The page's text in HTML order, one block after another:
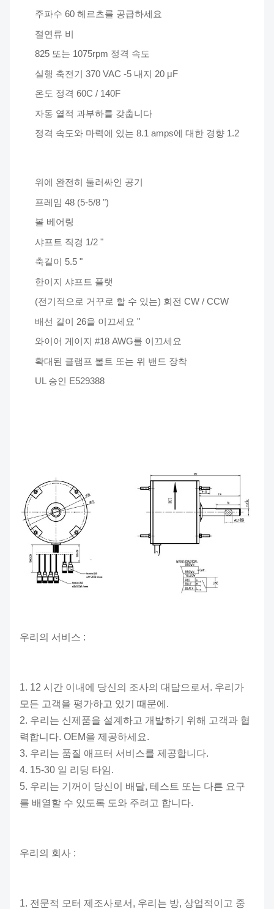
주파수 60 헤르츠를 공급하세요
절연류 비
825 또는 1075rpm 정격 속도
실행 축전기 370 VAC -5 내지 20 μF
온도 정격 60C / 140F
자동 열적 과부하를 갖춥니다
정격 속도와 마력에 있는 8.1 amps에 대한 경향 1.2
위에 완전히 둘러싸인 공기
프레임 48 (5-5/8 ")
볼 베어링
샤프트 직경 1/2 "
축길이 5.5 "
한이지 샤프트 플랫
(전기적으로 거꾸로 할 수 있는) 회전 CW / CCW
배선 길이 26을 이끄세요 "
와이어 게이지 #18 AWG를 이끄세요
확대된 클램프 볼트 또는 위 밴드 장착
UL 승인 E529388
우리의 서비스 :
1. 12 시간 이내에 당신의 조사의 대답으로서. 우리가
모든 고객을 평가하고 있기 때문에.
2. 우리는 신제품을 설계하고 개발하기 위해 고객과 협
력합니다. OEM을 제공하세요.
3. 우리는 품질 애프터 서비스를 제공합니다.
4. 15-30 일 리딩 타임.
5. 우리는 기꺼이 당신이 배달, 테스트 또는 다른 요구
를 배열할 수 있도록 도와 주려고 합니다.
우리의 회사 :
1. 전문적 모터 제조사로서, 우리는 방, 상업적이고 중